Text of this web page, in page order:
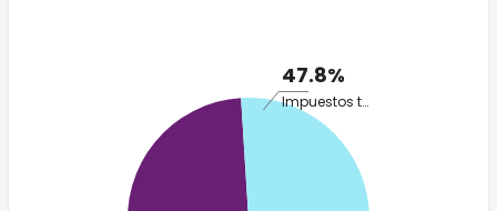
47.8%
Impuestos totales